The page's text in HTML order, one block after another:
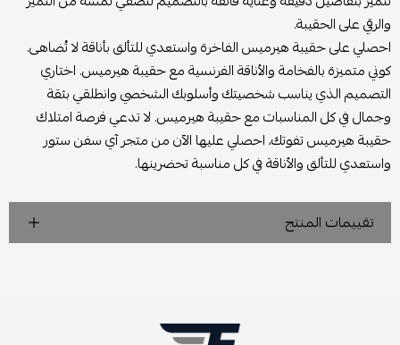
والرقي على الحقيبة.
احصلي على حقيبة هيرميس الفاخرة واستعدي للتألق بأناقة لا تُضاهى.
كوني متميزة بالفخامة والأناقة الفرنسية مع حقيبة هيرميس. اختاري
التصميم الذي يناسب شخصيتك وأسلوبك الشخصي وانطلقي بثقة
وجمال في كل المناسبات مع حقيبة هيرميس. لا تدعي فرصة امتلاك
حقيبة هيرميس تفوتك، احصلي عليها الآن من متجر آي سفن ستور
واستعدي للتألق والأناقة في كل مناسبة تحضرينها.
تقييمات المنتج